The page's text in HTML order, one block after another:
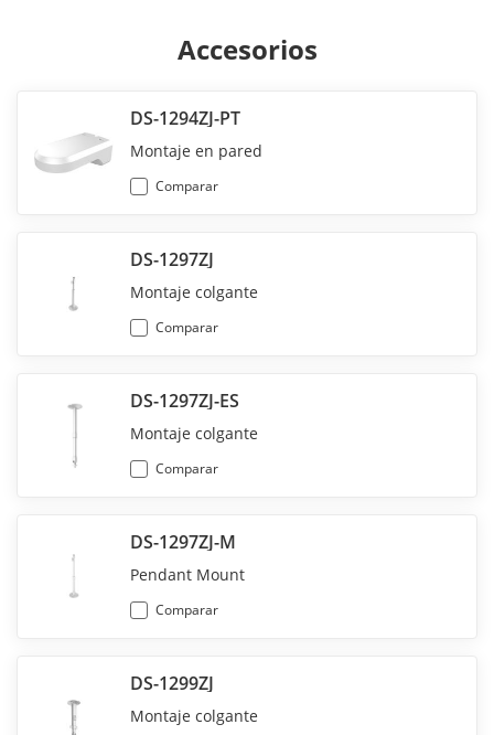
Accesorios
DS-1294ZJ-PT
Montaje en pared
Comparar
DS-1297ZJ
Montaje colgante
Comparar
DS-1297ZJ-ES
Montaje colgante
Comparar
DS-1297ZJ-M
Pendant Mount
Comparar
DS-1299ZJ
Montaje colgante